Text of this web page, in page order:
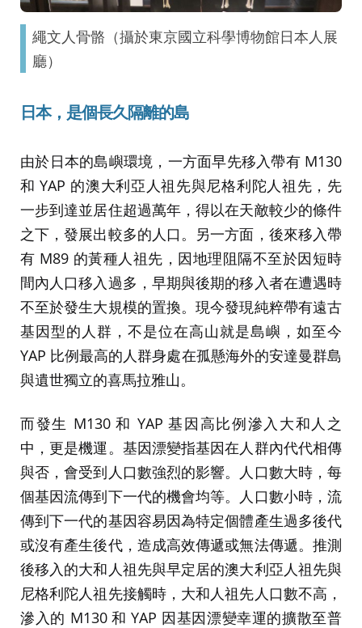
繩文人骨骼（攝於東京國立科學博物館日本人展
廳）
日本，是個長久隔離的島
由於日本的島嶼環境，一方面早先移入帶有 M130
和 YAP 的澳大利亞人祖先與尼格利陀人祖先，先
一步到達並居住超過萬年，得以在天敵較少的條件
之下，發展出較多的人口。另一方面，後來移入帶
有 M89 的黃種人祖先，因地理阻隔不至於因短時
間內人口移入過多，早期與後期的移入者在遭遇時
不至於發生大規模的置換。現今發現純粹帶有遠古
基因型的人群，不是位在高山就是島嶼，如至今
YAP 比例最高的人群身處在孤懸海外的安達曼群島
與遺世獨立的喜馬拉雅山。
而發生 M130 和 YAP 基因高比例滲入大和人之
中，更是機運。基因漂變指基因在人群內代代相傳
與否，會受到人口數強烈的影響。人口數大時，每
個基因流傳到下一代的機會均等。人口數小時，流
傳到下一代的基因容易因為特定個體產生過多後代
或沒有產生後代，造成高效傳遞或無法傳遞。推測
後移入的大和人祖先與早定居的澳大利亞人祖先與
尼格利陀人祖先接觸時，大和人祖先人口數不高，
滲入的 M130 和 YAP 因基因漂變幸運的擴散至普